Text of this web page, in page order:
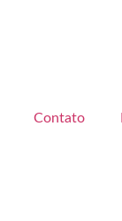
Contato